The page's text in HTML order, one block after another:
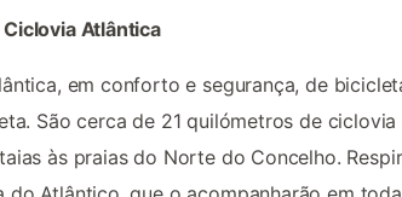
Atlântica
em conforto e segurança, de
São cerca de 21 quilómetros de ciclovia
às praias do Norte do Concelho.